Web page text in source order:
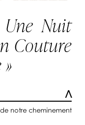
Nuit
Couture
notre cheminement